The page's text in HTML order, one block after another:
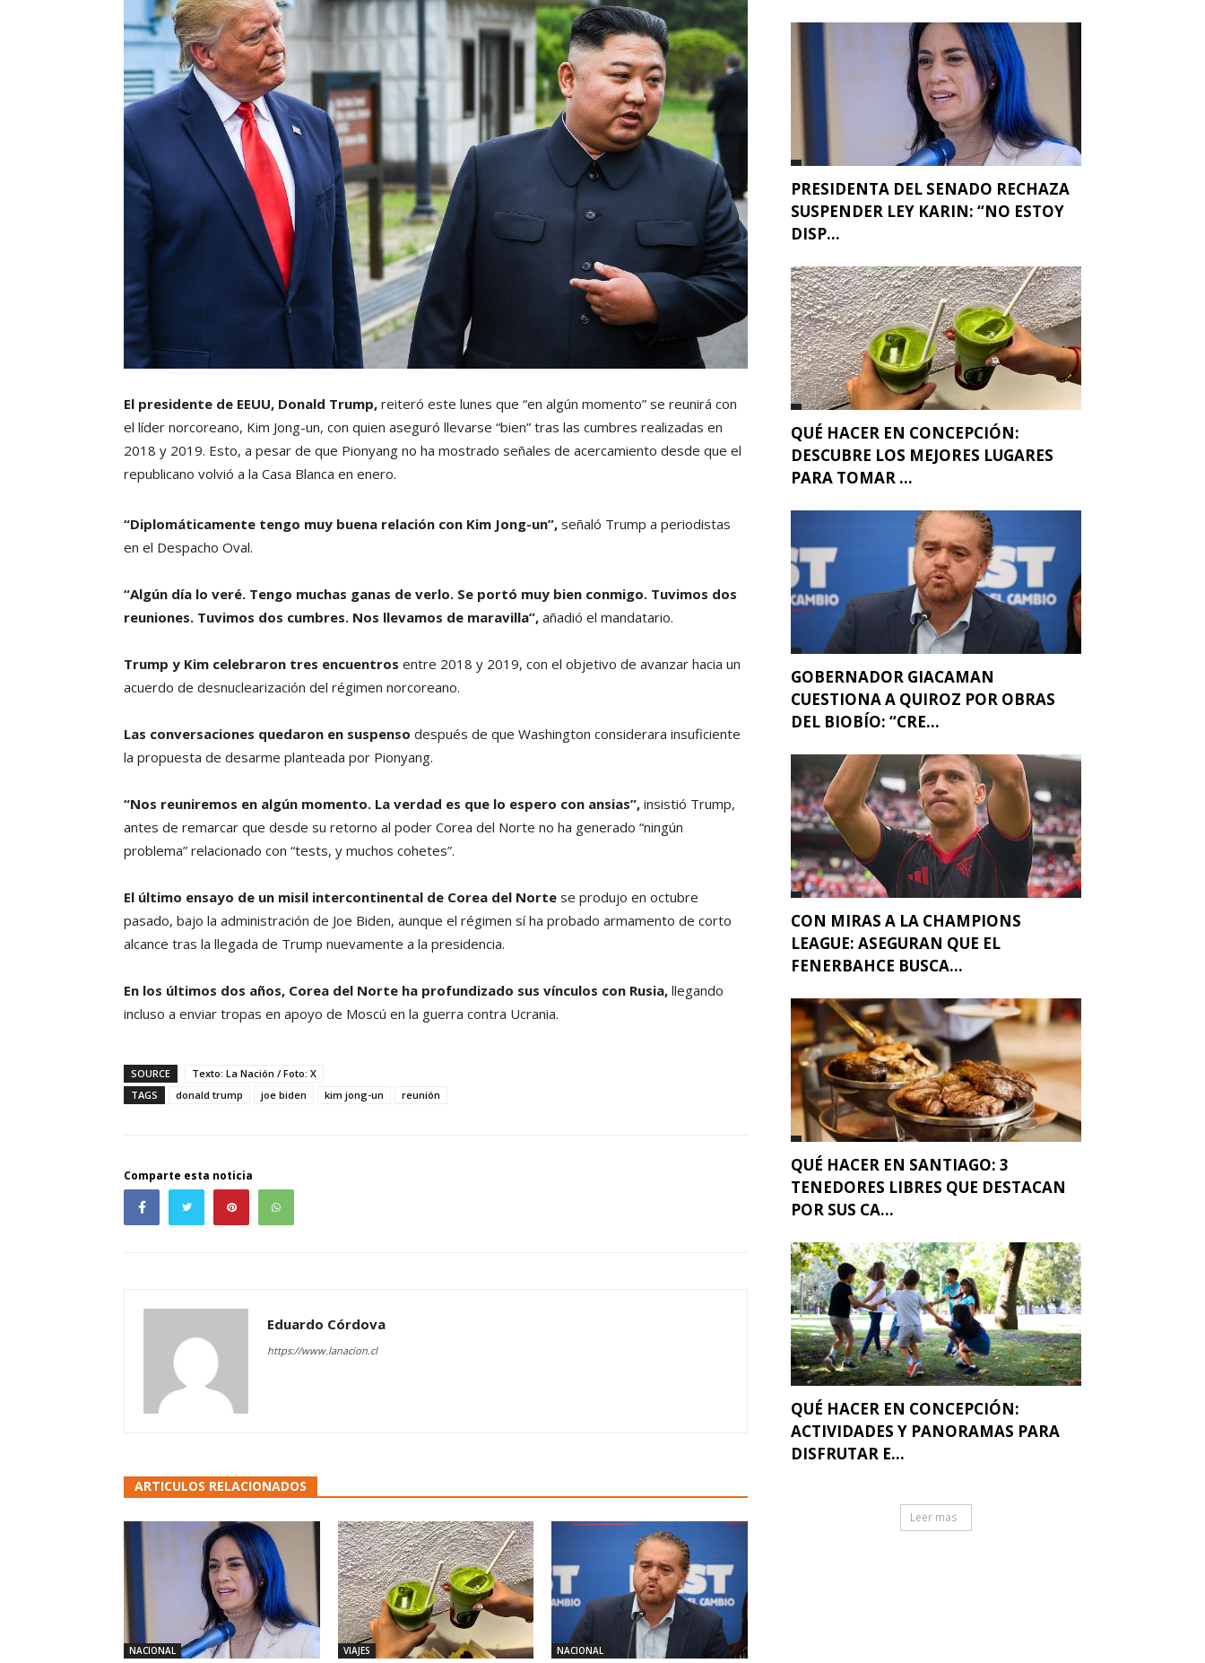
El presidente de EEUU, Donald Trump, reiteró este lunes que “en algún momento” se reunirá con
el líder norcoreano, Kim Jong-un, con quien aseguró llevarse “bien” tras las cumbres realizadas en
2018 y 2019. Esto, a pesar de que Pionyang no ha mostrado señales de acercamiento desde que el
republicano volvió a la Casa Blanca en enero.
“Diplomáticamente tengo muy buena relación con Kim Jong-un”, señaló Trump a periodistas
en el Despacho Oval.
“Algún día lo veré. Tengo muchas ganas de verlo. Se portó muy bien conmigo. Tuvimos dos
reuniones. Tuvimos dos cumbres. Nos llevamos de maravilla”, añadió el mandatario.
Trump y Kim celebraron tres encuentros entre 2018 y 2019, con el objetivo de avanzar hacia un
acuerdo de desnuclearización del régimen norcoreano.
Las conversaciones quedaron en suspenso después de que Washington considerara insuficiente
la propuesta de desarme planteada por Pionyang.
“Nos reuniremos en algún momento. La verdad es que lo espero con ansias”, insistió Trump,
antes de remarcar que desde su retorno al poder Corea del Norte no ha generado “ningún
problema” relacionado con “tests, y muchos cohetes”.
El último ensayo de un misil intercontinental de Corea del Norte se produjo en octubre
pasado, bajo la administración de Joe Biden, aunque el régimen sí ha probado armamento de corto
alcance tras la llegada de Trump nuevamente a la presidencia.
En los últimos dos años, Corea del Norte ha profundizado sus vínculos con Rusia, llegando
incluso a enviar tropas en apoyo de Moscú en la guerra contra Ucrania.
SOURCE
Texto: La Nación / Foto: X
TAGS
donald trump joe biden kim jong-un reunión
Comparte esta noticia
Eduardo Córdova
https://www.lanacion.cl
ARTICULOS RELACIONADOS
NACIONAL VIAJES NACIONAL
PRESIDENTA DEL SENADO RECHAZA
SUSPENDER LEY KARIN: “NO ESTOY
DISP...
QUÉ HACER EN CONCEPCIÓN:
DESCUBRE LOS MEJORES LUGARES
PARA TOMAR ...
GOBERNADOR GIACAMAN
CUESTIONA A QUIROZ POR OBRAS
DEL BIOBÍO: “CRE...
CON MIRAS A LA CHAMPIONS
LEAGUE: ASEGURAN QUE EL
FENERBAHCE BUSCA...
QUÉ HACER EN SANTIAGO: 3
TENEDORES LIBRES QUE DESTACAN
POR SUS CA...
QUÉ HACER EN CONCEPCIÓN:
ACTIVIDADES Y PANORAMAS PARA
DISFRUTAR E...
Leer mas